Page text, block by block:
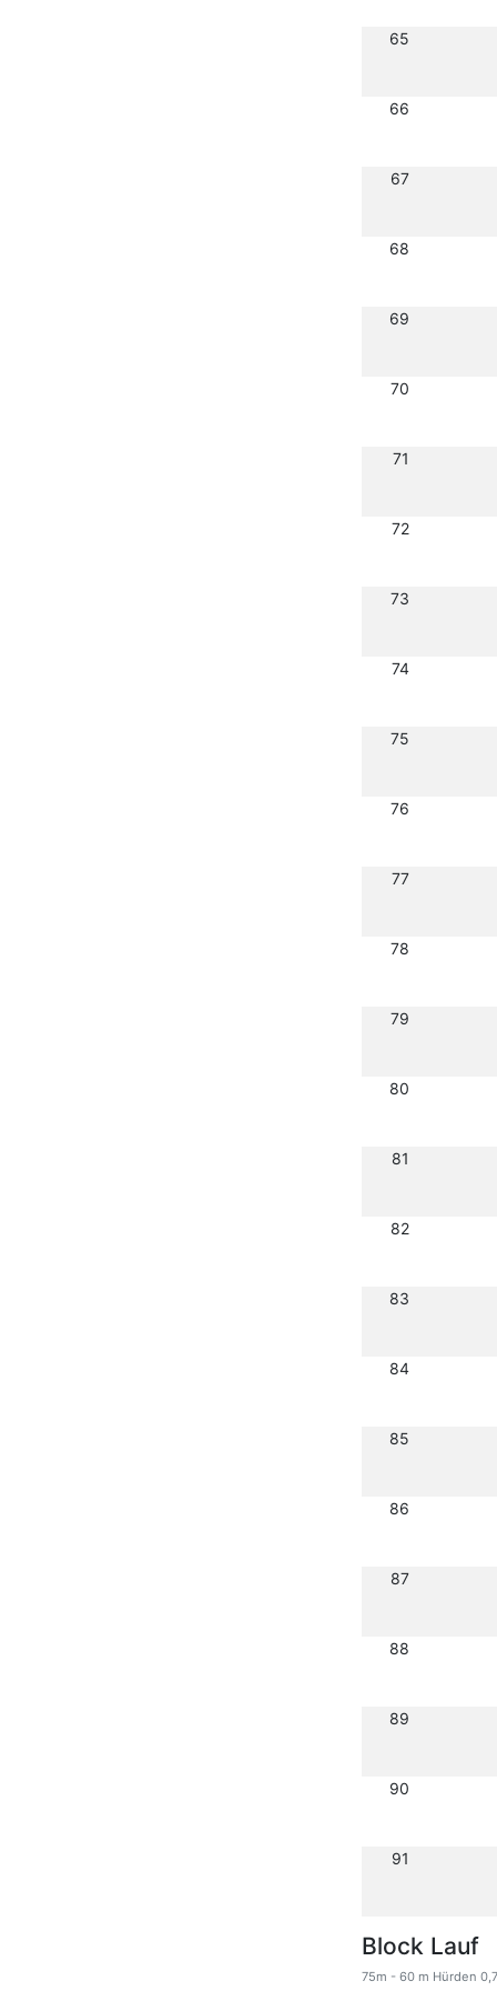
65
66
67
68
69
70
71
72
73
74
75
76
77
78
79
80
81
82
83
84
85
86
87
88
89
90
91
Block Lauf
75m - 60 m Hürden